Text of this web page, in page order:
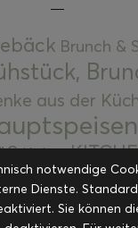
Brunch &
aus der
Kekse
&
notwendige
Dienste.
Sie können